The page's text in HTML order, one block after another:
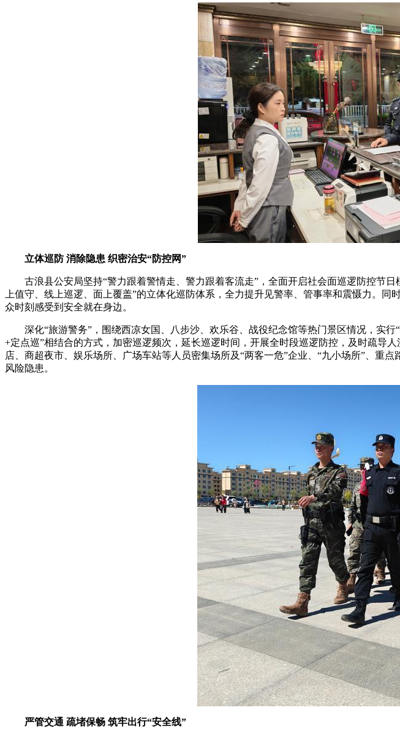
立体巡防 消除隐患 织密治安“防控网”
古浪县公安局坚持“警力跟着警情走、警力跟着客流走”，全面开启社会面巡逻防控节日
上值守、线上巡逻、面上覆盖”的立体化巡防体系，全力提升见警率、管事率和震慑力。
众时刻感受到安全就在身边。
深化“旅游警务”，围绕西凉女国、八步沙、欢乐谷、战役纪念馆等热门景区情况，实行
+定点巡”相结合的方式，加密巡逻频次，延长巡逻时间，开展全时段巡逻防控，及时疏导
店、商超夜市、娱乐场所、广场车站等人员密集场所及“两客一危”企业、“九小场所”、重
风险隐患。
严管交通 疏堵保畅 筑牢出行“安全线”